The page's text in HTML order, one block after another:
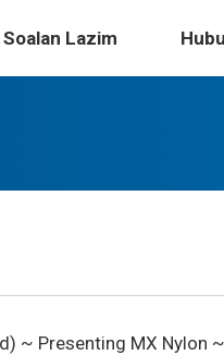
Soalan Lazim
~ Presenting MX Nylon